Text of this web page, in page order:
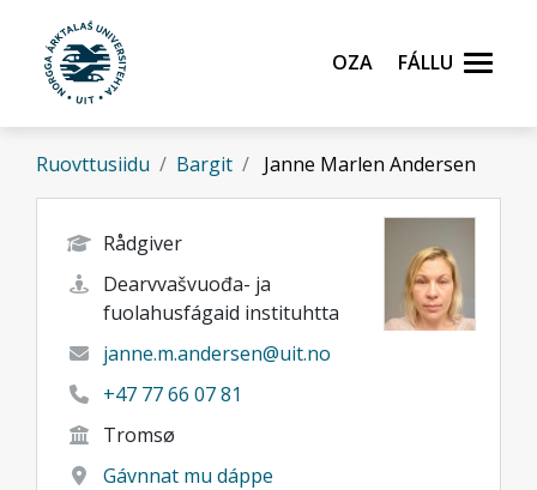
Gå til hovedinnhold
Oza
Fállu
Ruovttusiidu Bargit Janne Marlen Andersen
Rådgiver
Dearvvašvuođa- ja
fuolahusfágaid instituhtta
janne.m.andersen@uit.no
+47 77 66 07 81
Tromsø
Gávnnat mu dáppe